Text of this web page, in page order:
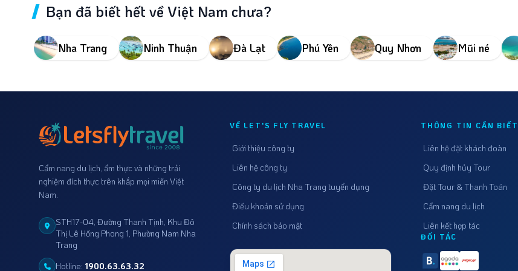
Bạn đã biết hết về Việt Nam chưa?
Nha Trang Ninh Thuận Đà Lạt Phú Yên Quy Nhơn Mũi né
Bãi Đá Ông Địa Mũi Né Bình Thuận – Biểu Tượng
Văn Hóa Và Vẻ Đẹp Hoang Sơ Ven Biển
ở Bãi Đá Ông Địa
Cẩm nang du lịch, ẩm thực và những trải
nghiệm đích thực trên khắp mọi miền Việt
Nam.
STH17-04, Đường Thanh Tịnh, Khu Đô
Thị Lê Hồng Phong 1, Phường Nam Nha
Trang
Hotline: 1900.63.63.32
VỀ LET'S FLY TRAVEL
Giới thiệu công ty
Liên hệ công ty
Công ty du lịch Nha Trang tuyển dụng
Điều khoản sử dụng
Chính sách bảo mật
THÔNG TIN CẦN BIẾT
Liên hệ đặt khách đoàn
Quy định hủy Tour
Đặt Tour & Thanh Toán
Cẩm nang du lịch
Liên kết hợp tác
ĐỐI TÁC